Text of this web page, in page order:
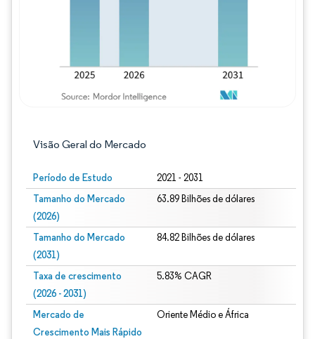
Visão Geral do Mercado
Período de Estudo 2021 - 2031
Tamanho do Mercado
(2026)
63.89 Bilhões de dólares
Tamanho do Mercado
(2031)
84.82 Bilhões de dólares
Taxa de crescimento
(2026 - 2031)
5.83% CAGR
Mercado de
Crescimento Mais Rápido
Oriente Médio e África